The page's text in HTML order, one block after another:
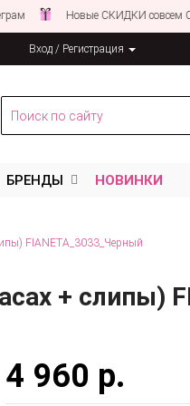
Новые СКИДКИ совсем СКОРО!
Вход / Регистрация
БРЕНДЫ НОВИНКИ
FIANETA_3033_Черный
+ слипы)
4 960 р.